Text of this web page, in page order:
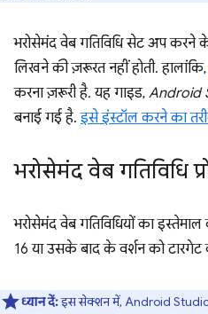
भरोसेमंद वेब गतिविधि सेट अप करने
लिखने की ज़रूरत नहीं होती. हालांकि,
करना ज़रूरी है. यह गाइड, Android
बनाई गई है.इसे इंस्टॉल करने का
भरोसेमंद वेब गतिविधि
भरोसेमंद वेब गतिविधियों का
16 या उसके बाद के वर्शन को टारगेट
ध्यान दें:इस सेक्शन में, Android Studio